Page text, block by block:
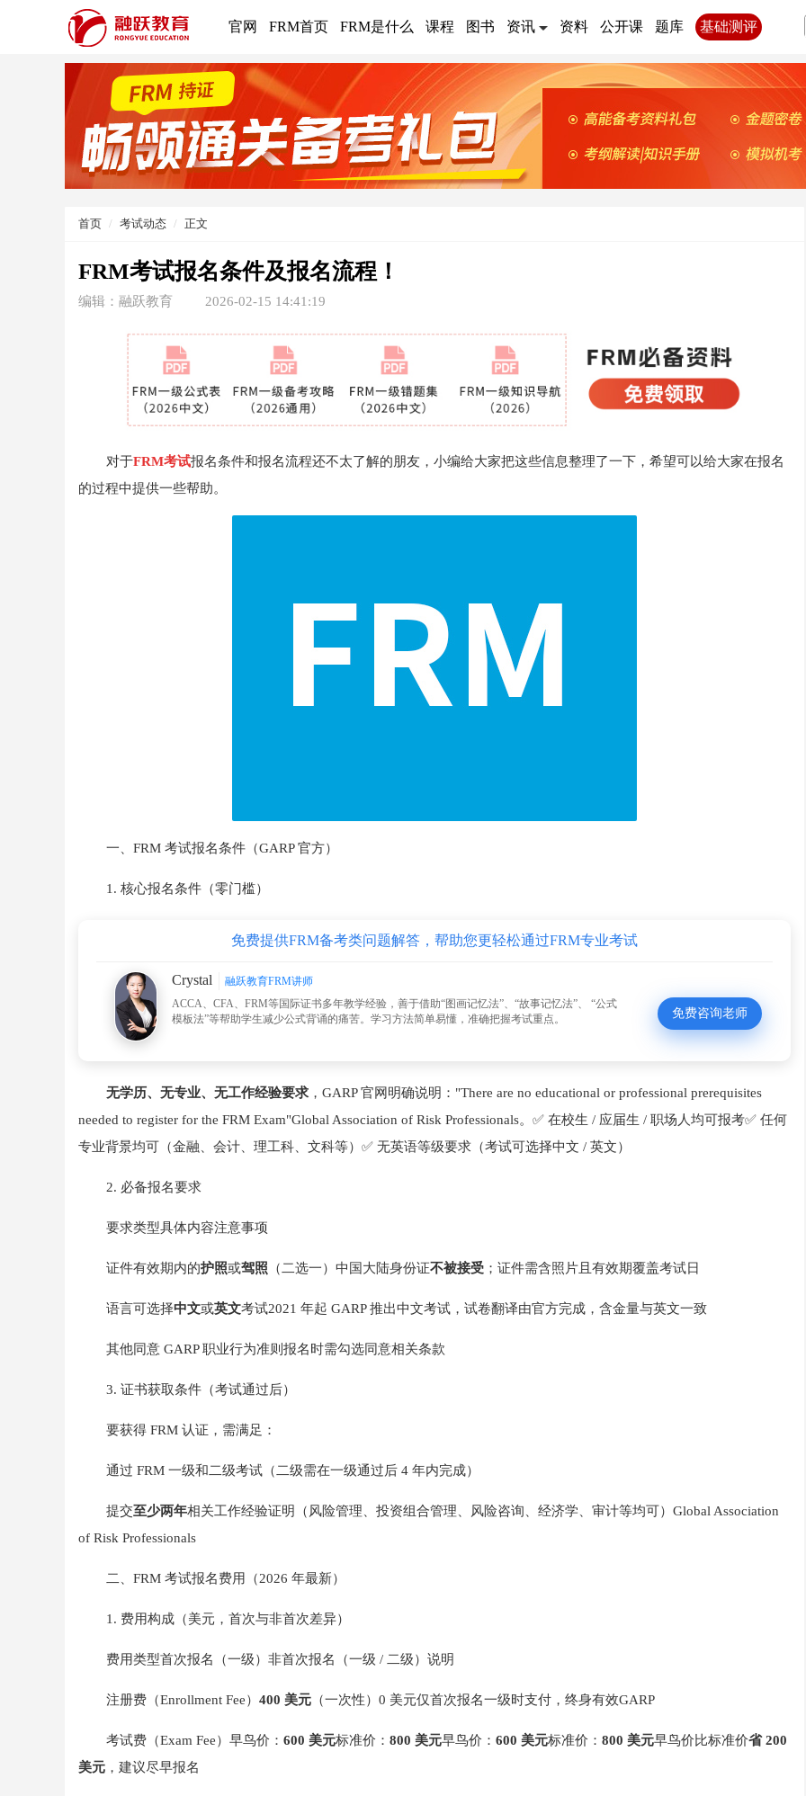
官网 FRM首页 FRM是什么 课程 图书 资讯 资料 公开课 题库 基础测评
首页 考试动态 正文
FRM考试报名条件及报名流程！
编辑：融跃教育 2026-02-15 14:41:19
对于FRM考试报名条件和报名流程还不太了解的朋友，小编给大家把这些信息整理了一下，希望可以给大家在报名
的过程中提供一些帮助。
一、FRM 考试报名条件（GARP 官方）
1. 核心报名条件（零门槛）
免费提供FRM备考类问题解答，帮助您更轻松通过FRM专业考试
Crystal
融跃教育FRM讲师
ACCA、CFA、FRM等国际证书多年教学经验，善于借助“图画记忆法”、“故事记忆法”、 “公式
模板法”等帮助学生减少公式背诵的痛苦。学习方法简单易懂，准确把握考试重点。
免费咨询老师
无学历、无专业、无工作经验要求，GARP 官网明确说明："There are no educational or professional prerequisites
needed to register for the FRM Exam"Global Association of Risk Professionals。✅ 在校生 / 应届生 / 职场人均可报考✅ 任何
专业背景均可（金融、会计、理工科、文科等）✅ 无英语等级要求（考试可选择中文 / 英文）
2. 必备报名要求
要求类型具体内容注意事项
证件有效期内的护照或驾照 （二选一）中国大陆身份证不被接受；证件需含照片且有效期覆盖考试日
语言可选择中文或英文考试2021 年起 GARP 推出中文考试，试卷翻译由官方完成，含金量与英文一致
其他同意 GARP 职业行为准则报名时需勾选同意相关条款
3. 证书获取条件（考试通过后）
要获得 FRM 认证，需满足：
通过 FRM 一级和二级考试（二级需在一级通过后 4 年内完成）
提交至少两年相关工作经验证明（风险管理、投资组合管理、风险咨询、经济学、审计等均可）Global Association
of Risk Professionals
二、FRM 考试报名费用（2026 年最新）
1. 费用构成（美元，首次与非首次差异）
费用类型首次报名（一级）非首次报名（一级 / 二级）说明
注册费（Enrollment Fee） 400 美元（一次性）0 美元仅首次报名一级时支付，终身有效GARP
考试费（Exam Fee）早鸟价： 600 美元标准价： 800 美元早鸟价： 600 美元标准价： 800 美元早鸟价比标准价省 200
美元 ，建议尽早报名